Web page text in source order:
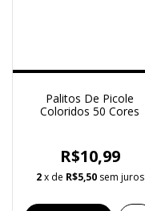
Palitos De Picole
Coloridos 50 Cores
R$10,99
2 x de R$5,50 sem juros